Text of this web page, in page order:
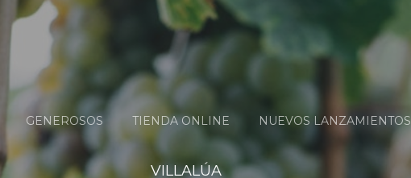
GENEROSOS TIENDA ONLINE NUEVOS LANZAMIENTOS
VILLALÚA